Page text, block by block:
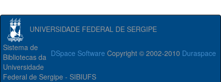
UNIVERSIDADE FEDERAL DE SERGIPE
DSpace Software Copyright © 2002-2010 Duraspace
Sistema de
Bibliotecas da
Universidade
Federal de Sergipe - SIBIUFS